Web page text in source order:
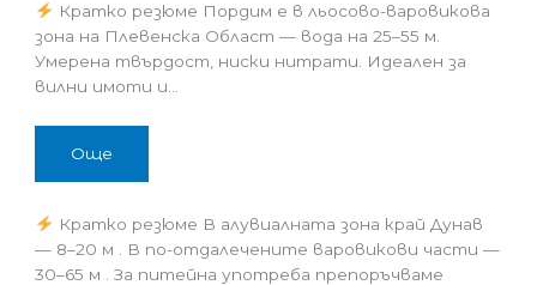
Кратко резюме Пордим е в льосово-варовикова
зона на Плевенска Област — вода на 25–55 м.
Умерена твърдост, ниски нитрати. Идеален за
вилни имоти и…
Още
Кратко резюме В алувиалната зона край Дунав
— 8–20 м . В по-отдалечените варовикови части —
30–65 м . За питейна употреба препоръчваме